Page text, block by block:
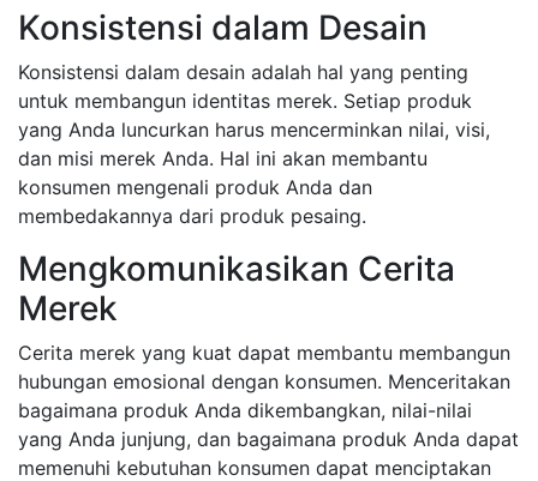
Konsistensi dalam Desain
Konsistensi dalam desain adalah hal yang penting
untuk membangun identitas merek. Setiap produk
yang Anda luncurkan harus mencerminkan nilai, visi,
dan misi merek Anda. Hal ini akan membantu
konsumen mengenali produk Anda dan
membedakannya dari produk pesaing.
Mengkomunikasikan Cerita
Merek
Cerita merek yang kuat dapat membantu membangun
hubungan emosional dengan konsumen. Menceritakan
bagaimana produk Anda dikembangkan, nilai-nilai
yang Anda junjung, dan bagaimana produk Anda dapat
memenuhi kebutuhan konsumen dapat menciptakan